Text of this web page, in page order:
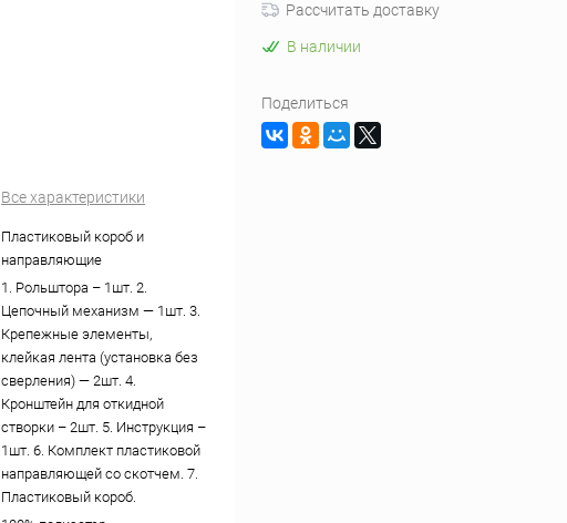
Все характеристики
Пластиковый короб и
направляющие
1. Рольштора – 1шт. 2.
Цепочный механизм — 1шт. 3.
Крепежные элементы,
клейкая лента (установка без
сверления) — 2шт. 4.
Кронштейн для откидной
створки – 2шт. 5. Инструкция –
1шт. 6. Комплект пластиковой
направляющей со скотчем. 7.
Пластиковый короб.
Рассчитать доставку
В наличии
Поделиться